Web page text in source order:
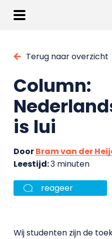
Terug naar overzicht
Column:
is lui
DoorBram van der
Leestijd:3 minuten
reageer
Wij studenten zijn de